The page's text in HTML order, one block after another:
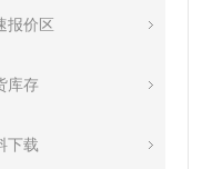
报价区
库存
下载